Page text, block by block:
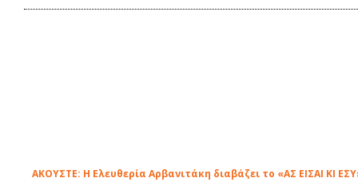
ΑΚΟΥΣΤΕ: H Ελευθερία Αρβανιτάκη διαβάζει το «ΑΣ ΕΙΣΑΙ ΚΙ